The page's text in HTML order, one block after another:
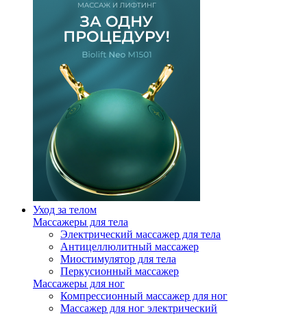
Уход за телом
Массажеры для тела
Электрический массажер для тела
Антицеллюлитный массажер
Миостимулятор для тела
Перкусионный массажер
Массажеры для ног
Компрессионный массажер для ног
Массажер для ног электрический